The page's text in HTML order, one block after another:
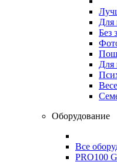
Для
Без
Для
Оборудование
Все
PRO100